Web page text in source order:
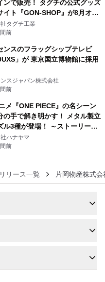
ンで販売！ タグチの公式グッズ
イト『GON-SHOP』が8月オー
タグチ工業
前
ンスのフラッグシップテレビ
」が 東京国立博物館に採用
スジャパン株式会社
前
メ『ONE PIECE』の名シーン
の手で解き明かす！ メタル製立
ル3種が登場！ ～ストーリーと
クが融合した 大人の体験型パズ
7日(金)12時より先行予約受付
ハナヤマ
前
リース一覧 片岡物産株式会